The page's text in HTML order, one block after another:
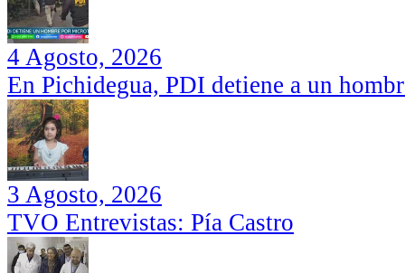
4 Agosto, 2026
En Pichidegua, PDI detiene a un
3 Agosto, 2026
TVO Entrevistas: Pía Castro